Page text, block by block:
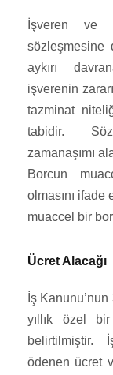
İşveren ve
sözleşmesine
aykırı
işverenin
tazminat
tabidir.
zamanaşımı
Borcun
olmasını ifade
muaccel bir
Ücret Alacağı
İş
yıllık özel
belirtilmiştir.
ödenen ücret